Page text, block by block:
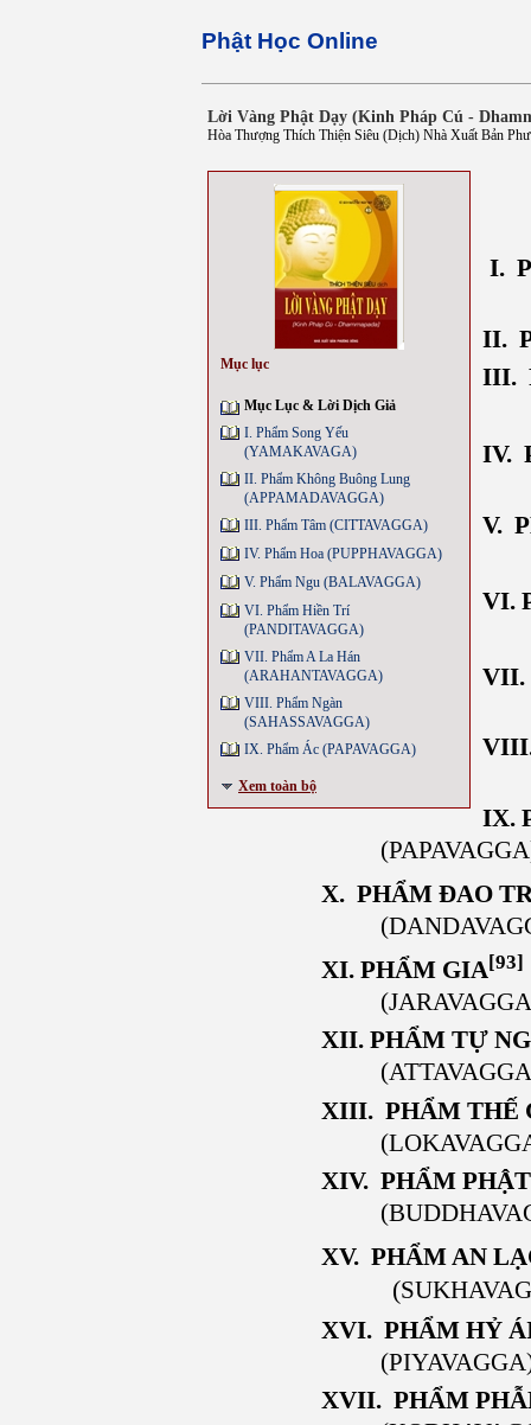
Phật Học Online
Lời Vàng Phật Dạy (Kinh Pháp Cú -
Hòa Thượng Thích Thiện Siêu (Dịch) Nhà Xuất Bản
Mục lục
Mục Lục & Lời Dịch Giả
I. Phẩm Song Yếu
(YAMAKAVAGA)
II. Phẩm Không Buông Lung
(APPAMADAVAGGA)
III. Phẩm Tâm (CITTAVAGGA)
IV. Phẩm Hoa (PUPPHAVAGGA)
V. Phẩm Ngu (BALAVAGGA)
VI. Phẩm Hiền Trí
(PANDITAVAGGA)
VII. Phẩm A La Hán
(ARAHANTAVAGGA)
VIII. Phẩm Ngàn
(SAHASSAVAGGA)
IX. Phẩm Ác (PAPAVAGGA)
Xem toàn bộ
I.
II.
III.
IV.
V.
VI.
VII.
IX.
X. PHẨM ĐAO
XI. PHẨM GIA [93]
XII. PHẨM TỰ
XIII. PHẨM THẾ
XIV. PHẨM
XV. PHẨM AN
(
XVI. PHẨM HỶ
XVII. PHẨM